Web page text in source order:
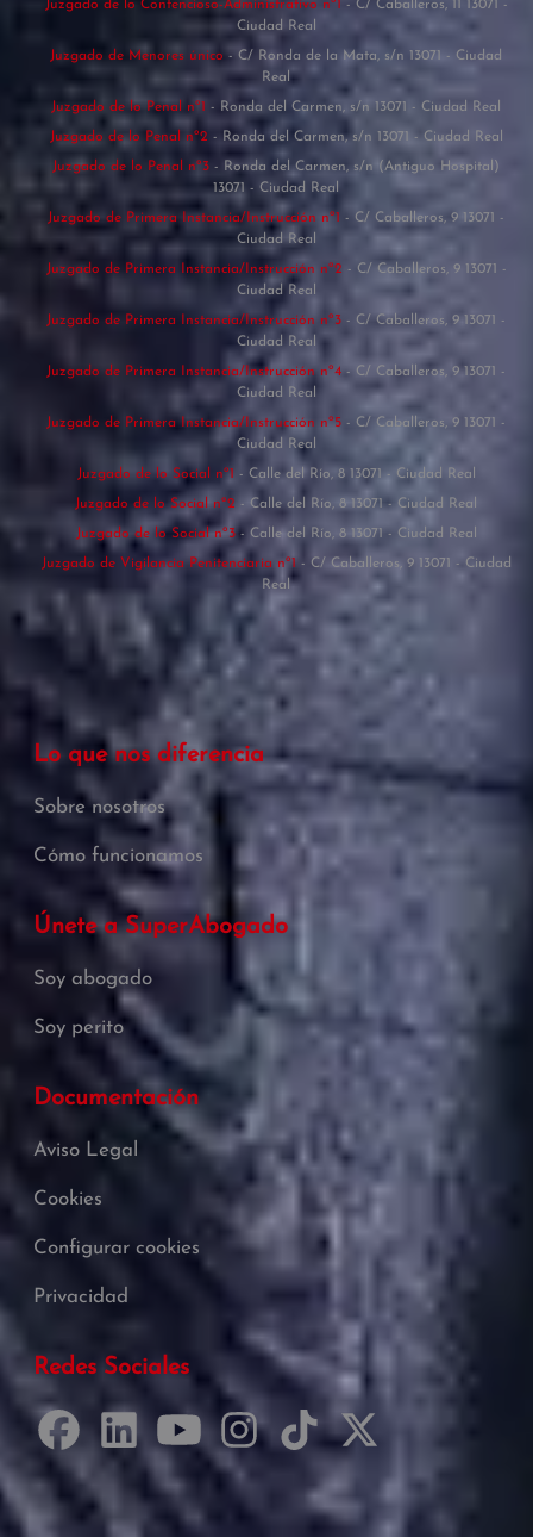
Juzgado de lo Contencioso-Administrativo nº1
- C/ Caballeros, 11 13071 -
Ciudad Real
Juzgado de Menores único - C/ Ronda de la Mata, s/n 13071 - Ciudad
Real
Juzgado de lo Penal nº1 - Ronda del Carmen, s/n 13071 - Ciudad Real
Juzgado de lo Penal nº2 - Ronda del Carmen, s/n 13071 - Ciudad Real
Juzgado de lo Penal nº3 - Ronda del Carmen, s/n (Antiguo Hospital)
13071 - Ciudad Real
Juzgado de Primera Instancia/Instrucción nº1 - C/ Caballeros, 9 13071 -
Ciudad Real
Juzgado de Primera Instancia/Instrucción nº2 - C/ Caballeros, 9 13071 -
Ciudad Real
Juzgado de Primera Instancia/Instrucción nº3 - C/ Caballeros, 9 13071 -
Ciudad Real
Juzgado de Primera Instancia/Instrucción nº4 - C/ Caballeros, 9 13071 -
Ciudad Real
Juzgado de Primera Instancia/Instrucción nº5 - C/ Caballeros, 9 13071 -
Ciudad Real
Juzgado de lo Social nº1 - Calle del Río, 8 13071 - Ciudad Real
Juzgado de lo Social nº2 - Calle del Río, 8 13071 - Ciudad Real
Juzgado de lo Social nº3 - Calle del Río, 8 13071 - Ciudad Real
Juzgado de Vigilancia Penitenciaria nº1 - C/ Caballeros, 9 13071 - Ciudad
Real
Lo que nos diferencia
Sobre nosotros
Cómo funcionamos
Únete a SuperAbogado
Soy abogado
Soy perito
Documentación
Aviso Legal
Cookies
Configurar cookies
Privacidad
Redes Sociales